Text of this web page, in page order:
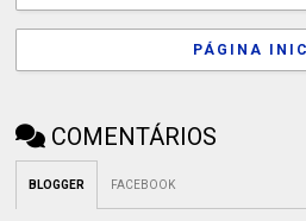
PÁGINA
COMENTÁRIOS
BLOGGER FACEBOOK